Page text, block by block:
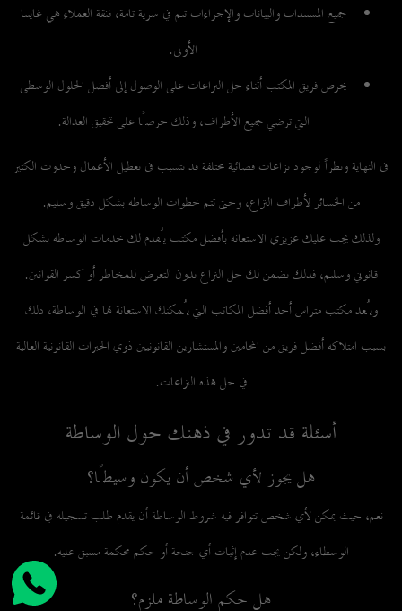
جميع المستندات والبيانات والإجراءات تتم في سرية تامة، فثقة العملاء هي غايتنا
الأولى.
يحرص فريق المكتب أثناء حل النزاعات على الوصول إلى أفضل الحلول الوسطى
التي ترضي جميع الأطراف، وذلك حرصًا على تحقيق العدالة.
في النهاية ونظراً لوجود نزاعات قضائية مختلفة قد تتسبب في تعطيل الأعمال وحدوث الكثير
من الخسائر لأطراف النزاع، وحتى تتم خطوات الوساطة بشكل دقيق وسليم.
ولذلك يجب عليك عزيزي الاستعانة بأفضل مكتب يُقدم لك خدمات الوساطة بشكل
قانوني وسليم، فذلك يضمن لك حل النزاع بدون التعرض للمخاطر أو كسر القوانين.
ويُعد مكتب متراس أحد أفضل المكاتب التي يُمكنك الاستعانة بها في الوساطة، ذلك
بسبب امتلاكه أفضل فريق من المحامين والمستشارين القانونيين ذوي الخبرات القانونية العالية
في حل هذه النزاعات.
أسئلة قد تدور في ذهنك حول الوساطة
هل يجوز لأي شخص أن يكون وسيطًا؟
نعم، حيث يمكن لأي شخص تتوافر فيه شروط الوساطة أن يقدم طلب تسجيله في قائمة
الوسطاء، ولكن يجب عدم إثبات أي جنحة أو حكم محكمة مسبق عليه.
هل حكم الوساطة ملزم؟